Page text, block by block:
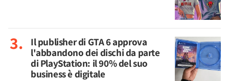
Il publisher di GTA 6 approva
l'abbandono dei dischi da parte
di PlayStation: il 90% del suo
business è digitale